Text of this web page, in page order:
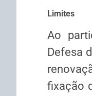
Limites
Ao
Defesa
fixação